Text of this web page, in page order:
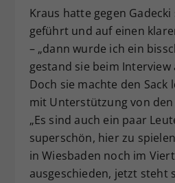
Kraus hatte gegen Gadecki
geführt und auf einen
– „dann wurde ich ein
gestand sie beim Interview
Doch sie machte den Sack
mit Unterstützung von
„Es sind auch ein paar
superschön, hier zu
in Wiesbaden noch im
ausgeschieden, jetzt steht